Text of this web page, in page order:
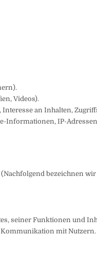
Videos).
Interesse an Inhalten,
Informationen, IP-
bezeichnen
seiner Funktionen und
mit Nutzern.